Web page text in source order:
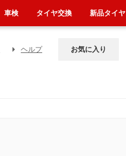
ヘルプ お気に入り
車検 タイヤ交換 新品タイヤ